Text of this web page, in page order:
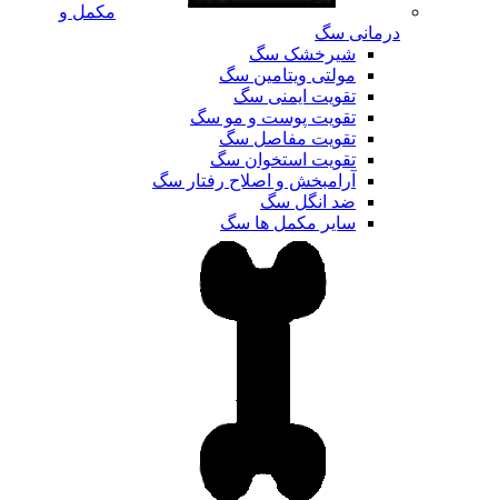
مکمل و
درمانی سگ
شیرخشک سگ
مولتی ویتامین سگ
تقویت ایمنی سگ
تقویت پوست و مو سگ
تقویت مفاصل سگ
تقویت استخوان سگ
آرامبخش و اصلاح رفتار سگ
ضد انگل سگ
سایر مکمل ها سگ